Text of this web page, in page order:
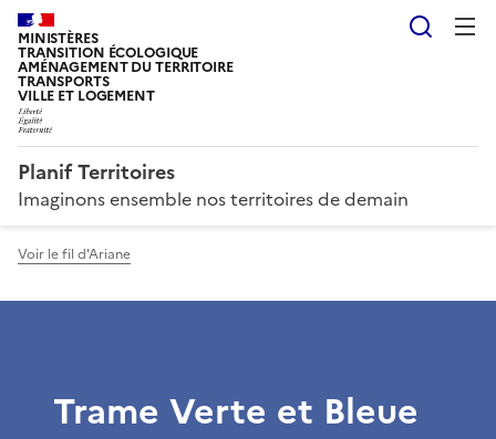
MINISTÈRES
TRANSITION ÉCOLOGIQUE
AMÉNAGEMENT DU TERRITOIRE
TRANSPORTS
VILLE ET LOGEMENT
Planif Territoires
Imaginons ensemble nos territoires de demain
Voir le fil d'Ariane
Trame Verte et Bleue